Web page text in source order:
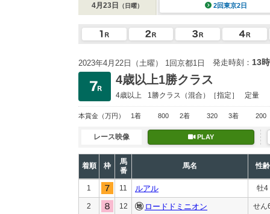
4月23日 （日曜） 2回東京2日
2023年4月22日（土曜） 1回京都1日 発走時刻： 13
4歳以上1勝クラス
4歳以上 1勝クラス （混合）［指定］ 定量
本賞金 （万円） 1着 800 2着 320 3着 200
レース映像 PLAY
着順 枠
馬
番
馬名 性齢
1 11 ルアル 牡4
2 12 ロードドミニオン せん